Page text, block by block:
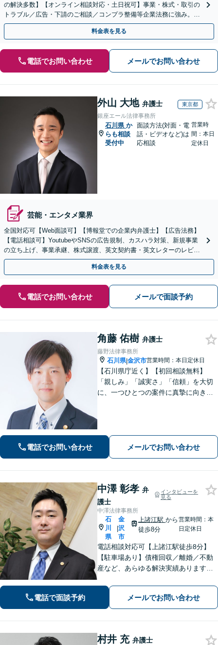
の解決多数】【オンライン相談対応・土日祝可】事業・株式・取引の
トラブル／広告・下請のご相談／コンプラ整備等企業法務に強み。株
式の相続／誹謗中傷対策／不動産問題まで幅広く対応！
料金表を見る
電話でお問い合わせ メールでお問い合わせ
外山 大地 弁護士 東京都
銀座エール法律事務所
石川県 か
らも相談
受付中
面談方法(対面・電
話・ビデオなど)は
応相談
営業時
間：本日
定休日
芸能・エンタメ業界
全国対応可【Web面談可】【博報堂での企業内弁護士】【広告法務】
【電話相談可】YoutubeやSNSの広告規制、カスハラ対策、新規事業
の立ち上げ、事業承継、株式譲渡、英文契約書・英文レターのレビュ
ー・ドラフトなどに対応。
料金表を見る
電話でお問い合わせ メールで面談予約
角藤 佑樹 弁護士
藤野法律事務所
石川県|金沢市営業時間：本日定休日
【石川県庁近く】【初回相談無料】
「親しみ」「誠実さ」「信頼」を大切
に、一つひとつの案件に真摯に向き合
すく説明しますので、安心してご相談
ください。
電話でお問い合わせ メールでお問い合わせ
中澤 彰孝 弁
護士
インタビューを
見る
中澤法律事務所
石
川
県
|
金
沢
市
上諸江駅 から
徒歩8分
営業時間：本
日定休日
電話相談対応可【上諸江駅徒歩8分】
【駐車場あり】債権回収／離婚／不動
産など、あらゆる解決実績あります！
案します。個人事務所で手厚い対応◎
【完全個室】お困りの際はお早めにご
相談ください！
電話で面談予約 メールでお問い合わせ
村井 充 弁護士